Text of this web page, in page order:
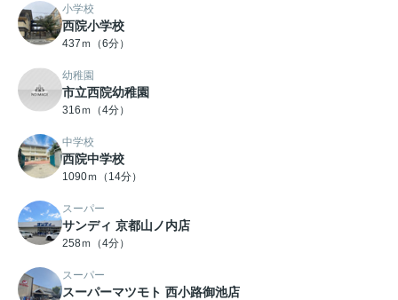
小学校
西院小学校
437ｍ（6分）
幼稚園
市立西院幼稚園
316ｍ（4分）
中学校
西院中学校
1090ｍ（14分）
スーパー
サンディ 京都山ノ内店
258ｍ（4分）
スーパー
スーパーマツモト 西小路御池店